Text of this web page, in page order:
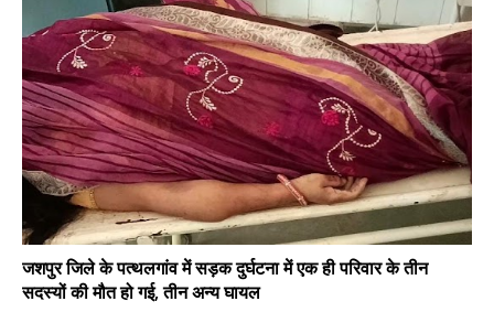
जशपुर जिले के पत्थलगांव में सड़क दुर्घटना में एक ही परिवार के तीन
सदस्यों की मौत हो गई, तीन अन्य घायल